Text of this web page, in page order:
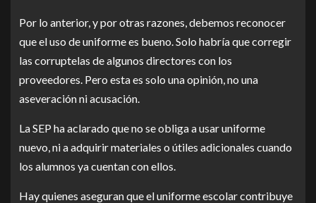
Por lo anterior, y por otras razones, debemos reconocer
que el uso de uniforme es bueno. Solo habría que corregir
las corruptelas de algunos directores con los
proveedores. Pero esta es solo una opinión, no una
aseveración ni acusación.
La SEP ha aclarado que no se obliga a usar uniforme
nuevo, ni a adquirir materiales o útiles adicionales cuando
los alumnos ya cuentan con ellos.
Hay quienes aseguran que el uniforme escolar contribuye